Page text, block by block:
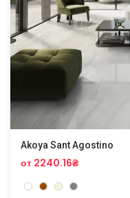
Akoya Sant Agostino
от 2240.16₴